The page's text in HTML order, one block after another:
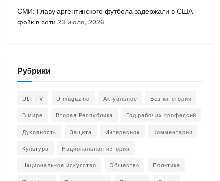
СМИ: Главу аргентинского футбола задержали в США —
фейк в сети 23 июля, 2026
Рубрики
ULT TV U magazine Актуальное Без категории
В мире Вторая Республика Год рабочих профессий
Духовность Защита Интересное Комментарии
Культура Национальная история
Национальное искусство Общество Политика